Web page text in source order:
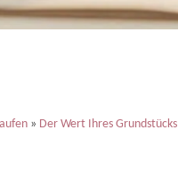
» Der Wert Ihres Grundstücks